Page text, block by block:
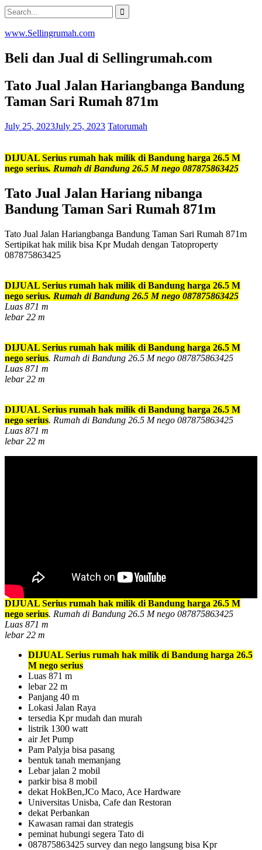
Skip
to
content
Search
for:
www.Sellingrumah.com
Beli dan Jual di Sellingrumah.com
Tato Jual Jalan Hariangbanga Bandung
Taman Sari Rumah 871m
July 25, 2023July 25, 2023 Tatorumah
DIJUAL Serius rumah hak milik di Bandung harga 26.5 M
nego serius. Rumah di Bandung 26.5 M nego 087875863425
Tato Jual Jalan Hariang nibanga
Bandung Taman Sari Rumah 871m
Tato Jual Jalan Hariangbanga Bandung Taman Sari Rumah 871m
Sertipikat hak milik bisa Kpr Mudah dengan Tatoproperty
087875863425
DIJUAL Serius rumah hak milik di Bandung harga 26.5 M
nego serius. Rumah di Bandung 26.5 M nego 087875863425
Luas 871 m
lebar 22 m
DIJUAL Serius rumah hak milik di Bandung harga 26.5 M
nego serius. Rumah di Bandung 26.5 M nego 087875863425
Luas 871 m
lebar 22 m
DIJUAL Serius rumah hak milik di Bandung harga 26.5 M
nego serius. Rumah di Bandung 26.5 M nego 087875863425
Luas 871 m
lebar 22 m
DIJUAL Serius rumah hak milik di Bandung harga 26.5 M
nego serius. Rumah di Bandung 26.5 M nego 087875863425
Luas 871 m
lebar 22 m
DIJUAL Serius rumah hak milik di Bandung harga 26.5
M nego serius
Luas 871 m
lebar 22 m
Panjang 40 m
Lokasi Jalan Raya
tersedia Kpr mudah dan murah
listrik 1300 watt
air Jet Pump
Pam Palyja bisa pasang
bentuk tanah memanjang
Lebar jalan 2 mobil
parkir bisa 8 mobil
dekat HokBen,JCo Maco, Ace Hardware
Universitas Unisba, Cafe dan Restoran
dekat Perbankan
Kawasan ramai dan strategis
peminat hubungi segera Tato di
087875863425 survey dan nego langsung bisa Kpr